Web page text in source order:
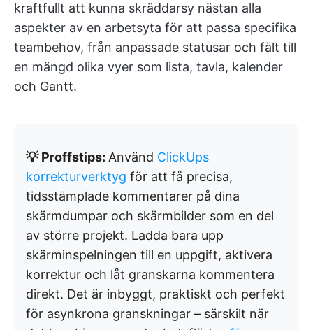
kraftfullt att kunna skräddarsy nästan alla
aspekter av en arbetsyta för att passa specifika
teambehov, från anpassade statusar och fält till
en mängd olika vyer som lista, tavla, kalender
och Gantt.
💡 Proffstips: Använd ClickUps
korrekturverktyg för att få precisa,
tidsstämplade kommentarer på dina
skärmdumpar och skärmbilder som en del
av större projekt. Ladda bara upp
skärminspelningen till en uppgift, aktivera
korrektur och låt granskarna kommentera
direkt. Det är inbyggt, praktiskt och perfekt
för asynkrona granskningar – särskilt när